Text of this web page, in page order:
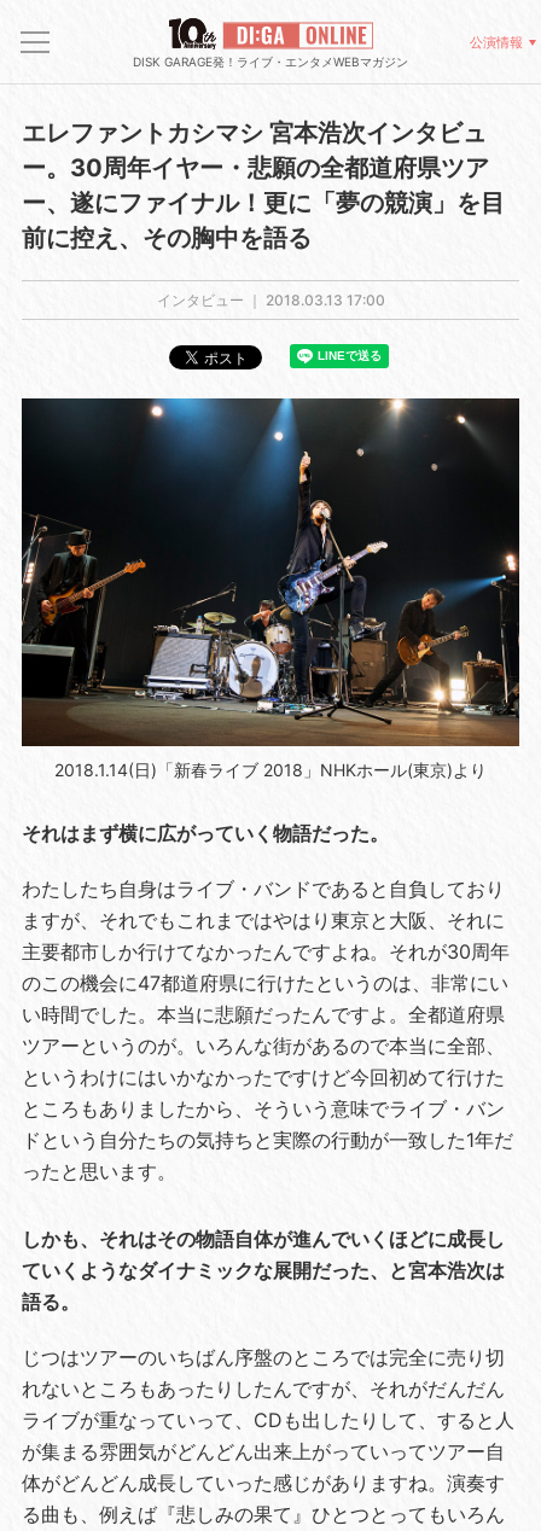
DISK GARAGE発！ライブ・エンタメWEBマガジン
公演情報
エレファントカシマシ 宮本浩次インタビュ
ー。30周年イヤー・悲願の全都道府県ツア
ー、遂にファイナル！更に「夢の競演」を目
前に控え、その胸中を語る
インタビュー ｜ 2018.03.13 17:00
2018.1.14(日)「新春ライブ 2018」NHKホール(東京)より
それはまず横に広がっていく物語だった。
わたしたち自身はライブ・バンドであると自負しており
ますが、それでもこれまではやはり東京と大阪、それに
主要都市しか行けてなかったんですよね。それが30周年
のこの機会に47都道府県に行けたというのは、非常にい
い時間でした。本当に悲願だったんですよ。全都道府県
ツアーというのが。いろんな街があるので本当に全部、
というわけにはいかなかったですけど今回初めて行けた
ところもありましたから、そういう意味でライブ・バン
ドという自分たちの気持ちと実際の行動が一致した1年だ
ったと思います。
しかも、それはその物語自体が進んでいくほどに成長し
ていくようなダイナミックな展開だった、と宮本浩次は
語る。
じつはツアーのいちばん序盤のところでは完全に売り切
れないところもあったりしたんですが、それがだんだん
ライブが重なっていって、CDも出したりして、すると人
が集まる雰囲気がどんどん出来上がっていってツアー自
体がどんどん成長していった感じがありますね。演奏す
る曲も、例えば『悲しみの果て』ひとつとってもいろん